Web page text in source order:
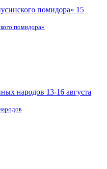
15
помидора»
13-16 августа